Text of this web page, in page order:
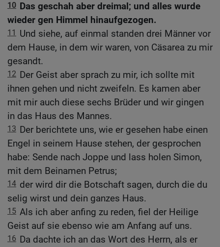
10 Das geschah aber dreimal; und alles wurde
wieder gen Himmel hinaufgezogen.
11
Und siehe, auf einmal standen drei Männer vor
dem Hause, in dem wir waren, von Cäsarea zu mir
gesandt.
12 Der Geist aber sprach zu mir, ich sollte mit
ihnen gehen und nicht zweifeln. Es kamen aber
mit mir auch diese sechs Brüder und wir gingen
in das Haus des Mannes.
13 Der berichtete uns, wie er gesehen habe einen
Engel in seinem Hause stehen, der gesprochen
habe: Sende nach Joppe und lass holen Simon,
mit dem Beinamen Petrus;
14 der wird dir die Botschaft sagen, durch die du
selig wirst und dein ganzes Haus.
15 Als ich aber anfing zu reden, fiel der Heilige
Geist auf sie ebenso wie am Anfang auf uns.
16 Da dachte ich an das Wort des Herrn, als er